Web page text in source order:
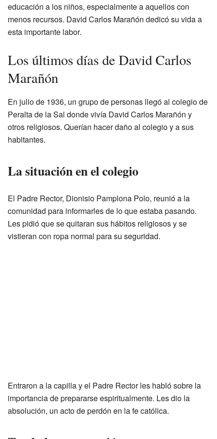
educación a los niños, especialmente a aquellos con
menos recursos. David Carlos Marañón dedicó su vida a
esta importante labor.
Los últimos días de David Carlos
Marañón
En julio de 1936, un grupo de personas llegó al colegio de
Peralta de la Sal donde vivía David Carlos Marañón y
otros religiosos. Querían hacer daño al colegio y a sus
habitantes.
La situación en el colegio
El Padre Rector, Dionisio Pamplona Polo, reunió a la
comunidad para informarles de lo que estaba pasando.
Les pidió que se quitaran sus hábitos religiosos y se
vistieran con ropa normal para su seguridad.
Entraron a la capilla y el Padre Rector les habló sobre la
importancia de prepararse espiritualmente. Les dio la
absolución, un acto de perdón en la fe católica.